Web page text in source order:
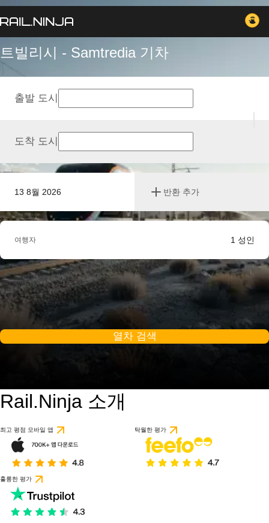
트빌리시 - Samtredia 기차
13 8월 2026 반환 추가
출발 도시
도착 도시
여행자 1 성인
열차 검색
Rail.Ninja 소개
최고 평점 모바일 앱 탁월한 평가
훌륭한 평가